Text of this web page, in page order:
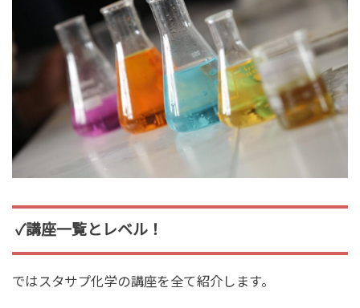
✓講座一覧とレベル！
ではスタサプ化学の講座を全て紹介します。